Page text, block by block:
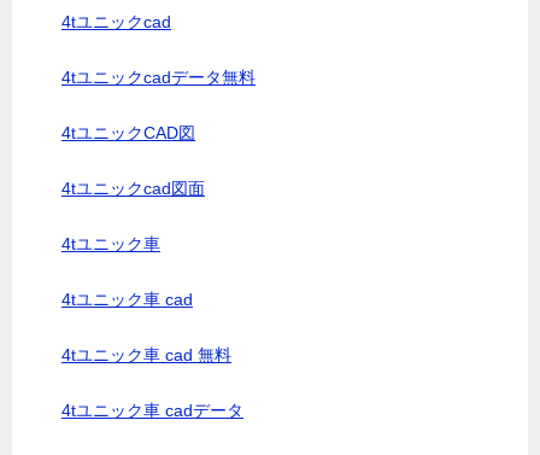
4tユニックcad
4tユニックcadデータ無料
4tユニックCAD図
4tユニックcad図面
4tユニック車
4tユニック車 cad
4tユニック車 cad 無料
4tユニック車 cadデータ